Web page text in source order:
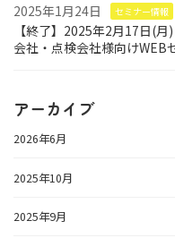
2025年1月24日 セミナー情報
【終了】2025年2月17日(
会社・点検会社様向けWEB
アーカイブ
2026年6月
2025年10月
2025年9月